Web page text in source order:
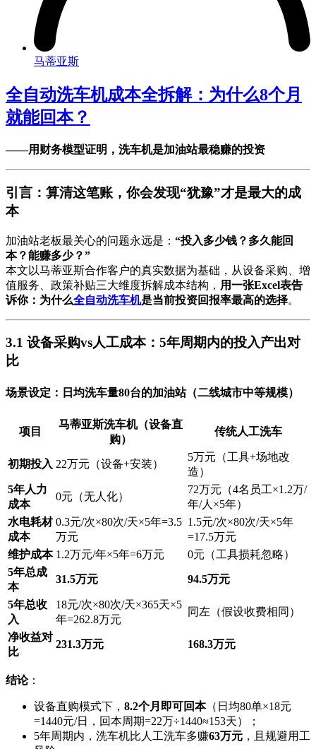
马蒂亚斯
全自动洗车机成本全拆解：为什么8个月
就能回本？
——用财务模型证明，洗车机是加油站最稳赚的投资
引言：算清这笔账，你会发现“犹豫”才是最大的成
本
加油站老板最关心的问题永远是： “投入多少钱？多久能回
本？能赚多少？”
本文以马蒂亚斯合作客户的真实数据为基础，从设备采购、增
值服务、政策补贴三大维度拆解成本结构， 用一张Excel表告
诉你：为什么全自动洗车机是当前投资回报率最高的选择。
3.1 设备采购vs人工成本：5年周期内的投入产出对
比
场景设定 ：日均洗车量80台的加油站（二线城市中等规模）
项目
马蒂亚斯洗车机（设备直
购）
传统人工洗车
初期投入 22万元（设备+安装）
5万元（工具+场地改
造）
5年人力
成本
0元（无人化）
72万元（4名员工×1.2万/
年/人×5年）
水电耗材
成本
0.3元/次×80次/天×5年=3.5
万元
1.5元/次×80次/天×5年
=17.5万元
维护成本 1.2万元/年×5年=6万元
0元（工具损耗忽略）
5年总成
本
31.5万元 94.5万元
5年总收
入
18元/次×80次/天×365天×5
年=262.8万元
同左（假设收费相同）
净收益对
比
231.3万元 168.3万元
结论：
设备直购模式下， 8.2个月即可回本（日均80单×18元
=1440元/日，回本周期=22万÷1440≈153天）；
5年周期内，洗车机比人工洗车多赚63万元 ，且规避用工